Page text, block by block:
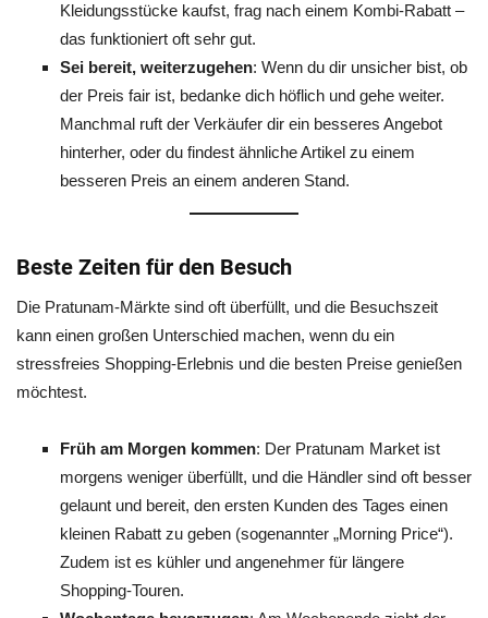
Kleidungsstücke kaufst, frag nach einem Kombi-Rabatt –
das funktioniert oft sehr gut.
Sei bereit, weiterzugehen: Wenn du dir unsicher bist, ob
der Preis fair ist, bedanke dich höflich und gehe weiter.
Manchmal ruft der Verkäufer dir ein besseres Angebot
hinterher, oder du findest ähnliche Artikel zu einem
besseren Preis an einem anderen Stand.
Beste Zeiten für den Besuch
Die Pratunam-Märkte sind oft überfüllt, und die Besuchszeit
kann einen großen Unterschied machen, wenn du ein
stressfreies Shopping-Erlebnis und die besten Preise genießen
möchtest.
Früh am Morgen kommen: Der Pratunam Market ist
morgens weniger überfüllt, und die Händler sind oft besser
gelaunt und bereit, den ersten Kunden des Tages einen
kleinen Rabatt zu geben (sogenannter „Morning Price“).
Zudem ist es kühler und angenehmer für längere
Shopping-Touren.